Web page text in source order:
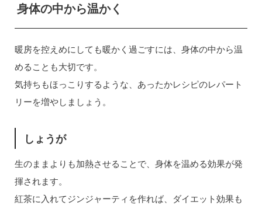
身体の中から温かく
暖房を控えめにしても暖かく過ごすには、身体の中から温
めることも大切です。
気持ちもほっこりするような、あったかレシピのレパート
リーを増やしましょう。
しょうが
生のままよりも加熱させることで、身体を温める効果が発
揮されます。
紅茶に入れてジンジャーティを作れば、ダイエット効果も